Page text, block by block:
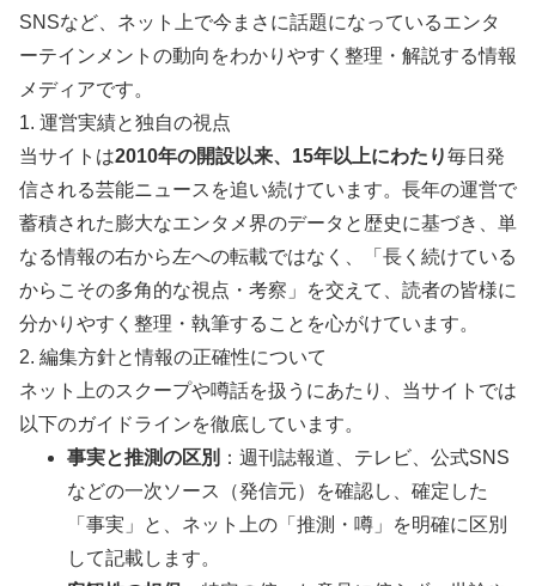
SNSなど、ネット上で今まさに話題になっているエンタ
ーテインメントの動向をわかりやすく整理・解説する情報
メディアです。
1. 運営実績と独自の視点
当サイトは2010年の開設以来、15年以上にわたり毎日発
信される芸能ニュースを追い続けています。長年の運営で
蓄積された膨大なエンタメ界のデータと歴史に基づき、単
なる情報の右から左への転載ではなく、「長く続けている
からこその多角的な視点・考察」を交えて、読者の皆様に
分かりやすく整理・執筆することを心がけています。
2. 編集方針と情報の正確性について
ネット上のスクープや噂話を扱うにあたり、当サイトでは
以下のガイドラインを徹底しています。
事実と推測の区別 ：週刊誌報道、テレビ、公式SNS
などの一次ソース（発信元）を確認し、確定した
「事実」と、ネット上の「推測・噂」を明確に区別
して記載します。